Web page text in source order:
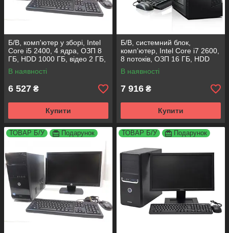
Б/В, комп'ютер у зборі, Intel
Core i5 2400, 4 ядра, ОЗП 8
ГБ, HDD 1000 ГБ, відео 2 ГБ,
монітор 19"
В наявності
6 527 ₴
Купити
Б/В, cистемний блок,
комп'ютер, Intel Core i7 2600,
8 потоків, ОЗП 16 ГБ, HDD
500 ГБ, відео 2 ГБ, монітор
19"
В наявності
7 916 ₴
Купити
ТОВАР Б/У Подарунок ТОВАР Б/У Подарунок